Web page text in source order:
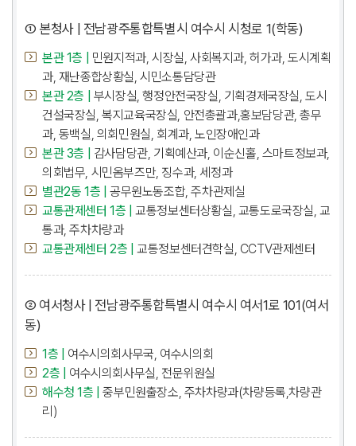
① 본청사 | 전남광주통합특별시 여수시 시청로 1(학동)
본관 1층 |
민원지적과, 시장실, 사회복지과, 허가과, 도시계획
과, 재난종합상황실, 시민소통담당관
본관 2층 |
부시장실, 행정안전국장실, 기획경제국장실, 도시
건설국장실, 복지교육국장실, 안전총괄과,홍보담당관, 총무
과, 동백실, 의회민원실, 회계과, 노인장애인과
본관 3층 |
감사담당관, 기획예산과, 이순신홀, 스마트정보과,
의회법무, 시민옴부즈만, 징수과, 세정과
별관2동 1층 |
공무원노동조합, 주차관제실
교통관제센터 1층 |
교통정보센터상황실, 교통도로국장실, 교
통과, 주차차량과
교통관제센터 2층 |
교통정보센터견학실, CCTV관제센터
② 여서청사 | 전남광주통합특별시 여수시 여서1로 101(여서
동)
1층 |
여수시의회사무국, 여수시의회
2층 |
여수시의회사무실, 전문위원실
해수청 1층 |
중부민원출장소, 주차차량과(차량등록,차량관
리)